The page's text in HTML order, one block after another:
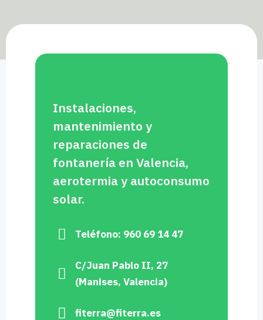
Instalaciones,
mantenimiento y
reparaciones de
fontanería en Valencia,
aerotermia y autoconsumo
solar.
Teléfono: 960 69 14 47
C/Juan Pablo II, 27
(Manises, Valencia)
fiterra@fiterra.es